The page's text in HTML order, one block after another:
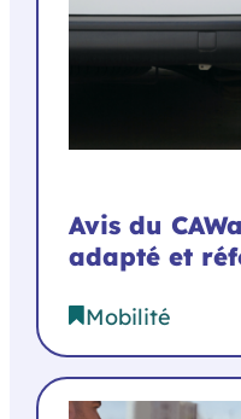
Avis du
adapté et
Mobilité